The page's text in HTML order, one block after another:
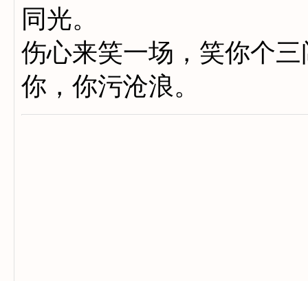
同光。
伤心来笑一场，笑你个
你，你污沧浪。